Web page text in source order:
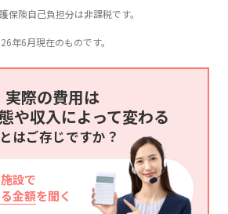
保険自己負担分は非課税です。
年6月現在のものです。
実際の費用は
や収入によって変わる
はご存じですか？
設で
金額を聞く